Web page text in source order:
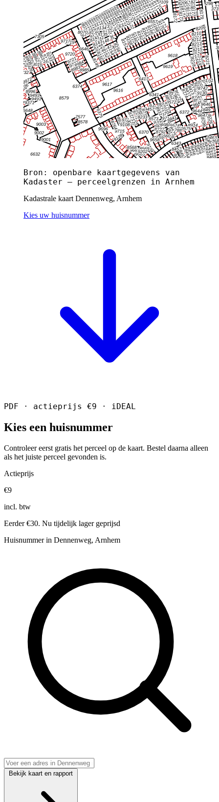
Bron: openbare kaartgegevens van
Kadaster — perceelgrenzen in Arnhem
Kadastrale kaart Dennenweg, Arnhem
Kies uw huisnummer
PDF · actieprijs €9 · iDEAL
Kies een huisnummer
Controleer eerst gratis het perceel op de kaart. Bestel daarna alleen
als het juiste perceel gevonden is.
Actieprijs
€9
incl. btw
Eerder €30. Nu tijdelijk lager geprijsd
Huisnummer in Dennenweg, Arnhem
Bekijk kaart en rapport